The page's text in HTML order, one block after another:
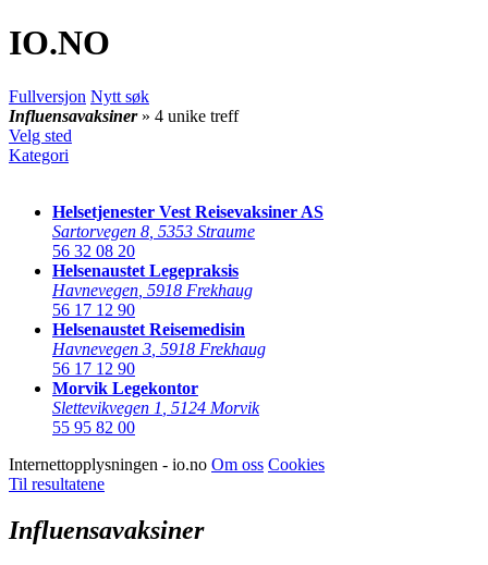
IO.NO
Fullversjon Nytt søk
Influensavaksiner » 4 unike treff
Velg sted
Kategori
Helsetjenester Vest Reisevaksiner AS
Sartorvegen 8 5353 Straume
56 32 08 20
Helsenaustet Legepraksis
Havnevegen 5918 Frekhaug
56 17 12 90
Helsenaustet Reisemedisin
Havnevegen 3 5918 Frekhaug
56 17 12 90
Morvik Legekontor
Slettevikvegen 1 5124 Morvik
55 95 82 00
Internettopplysningen - io.no Om oss Cookies
Til resultatene
Influensavaksiner